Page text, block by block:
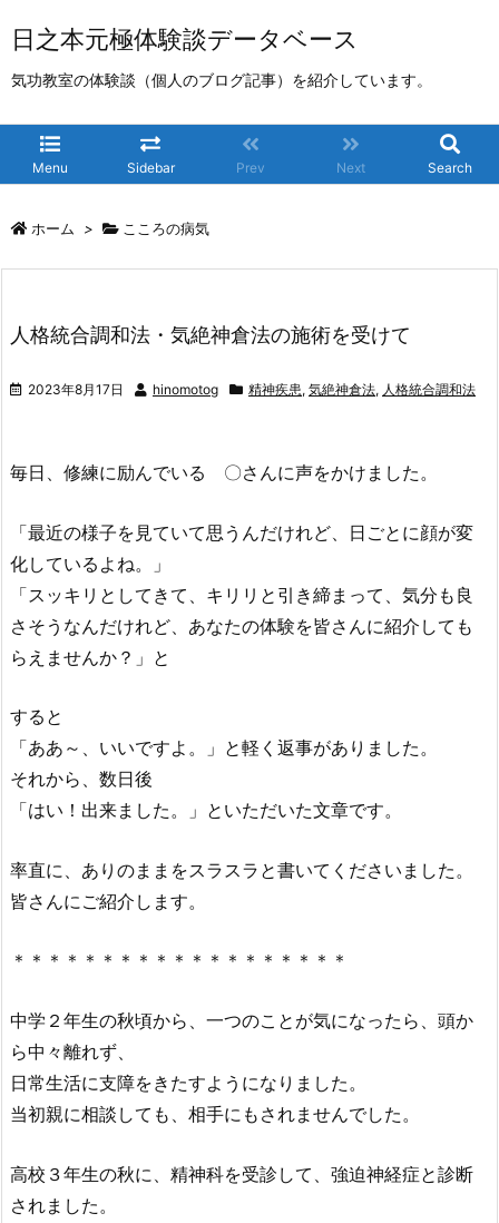
日之本元極体験談データベース
気功教室の体験談（個人のブログ記事）を紹介しています。
Menu Sidebar Prev Next Search
ホーム > こころの病気
人格統合調和法・気絶神倉法の施術を受けて
2023年8月17日 hinomotog 精神疾患, 気絶神倉法, 人格統合調和法
毎日、修練に励んでいる 〇さんに声をかけました。
「最近の様子を見ていて思うんだけれど、 日ごとに顔が変
化しているよね。」
「スッキリとしてきて、キリリと引き締まって、 気分も良
さそうなんだけれど、あなたの体験を皆さんに紹介しても
らえませんか？」と
すると
「ああ～、いいですよ。」と軽く返事がありました。
それから、数日後
「はい！出来ました。」といただいた文章です。
率直に、ありのままをスラスラと書いてくださいました。
皆さんにご紹介します。
＊＊＊＊＊＊＊＊＊＊＊＊＊＊＊＊＊＊＊
中学２年生の秋頃から、一つのことが気になったら、 頭か
ら中々離れず、
日常生活に支障をきたすようになりました。
当初親に相談しても、相手にもされませんでした。
高校３年生の秋に、精神科を受診して、 強迫神経症と診断
されました。